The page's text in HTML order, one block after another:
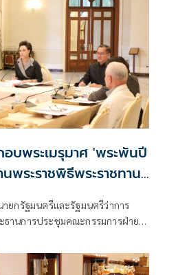
บพระเมรุมาศ 'พระพันปี
พระราชพิธีพระราชทาน
านการประชุมคณะกรรมการฝ่าย
ระยานมาศ งานพระราชพิธีถวาย
จพระนางเจ้าสิริกิติ์ พระบรม